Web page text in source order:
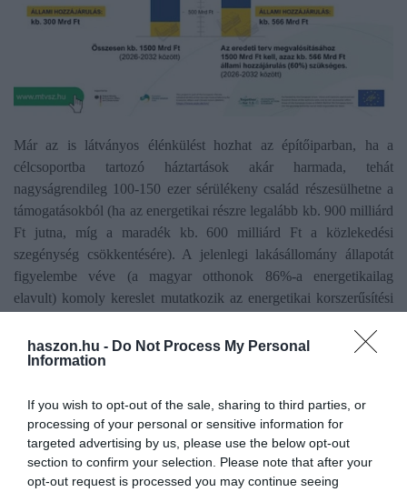
haszon.hu - Do Not Process My Personal
Information
If you wish to opt-out of the sale, sharing to third parties, or
processing of your personal or sensitive information for
targeted advertising by us, please use the below opt-out
section to confirm your selection. Please note that after your
opt-out request is processed you may continue seeing
Már az is látványos élénkülést hozhat az építőiparban, ha a
célcsoportba tartozó háztartások akár harmada, tehát
nagyságrendileg 100-150 ezer sérülékeny család részesülhetne a
támogatásokból (ha az energetikai részre legalább kb. 900 milliárd
Ft jutna, míg a maradék kb. 600 milliárd Ft a közlekedési
szegénység csökkentésére). A jelenlegi lakásállomány állapotát
figyelembe véve (a magyar otthonok 86%-a energetikailag
elavult) komoly kereslet mutatkozik az energetikai korszerűsítési
pozitív hatással lehet.
programokhoz
A korábbi otthonfelújítási programok, például a jelenleg is futó
(Energiahatékonysági) Otthonfelújítási Program (OFP) rávilágít